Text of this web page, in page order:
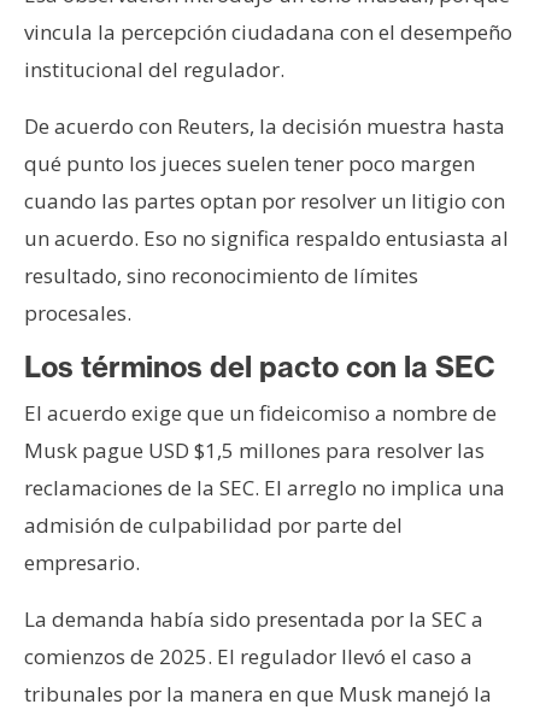
vincula la percepción ciudadana con el desempeño
institucional del regulador.
De acuerdo con Reuters, la decisión muestra hasta
qué punto los jueces suelen tener poco margen
cuando las partes optan por resolver un litigio con
un acuerdo. Eso no significa respaldo entusiasta al
resultado, sino reconocimiento de límites
procesales.
Los términos del pacto con la SEC
El acuerdo exige que un fideicomiso a nombre de
Musk pague USD $1,5 millones para resolver las
reclamaciones de la SEC. El arreglo no implica una
admisión de culpabilidad por parte del
empresario.
La demanda había sido presentada por la SEC a
comienzos de 2025. El regulador llevó el caso a
tribunales por la manera en que Musk manejó la